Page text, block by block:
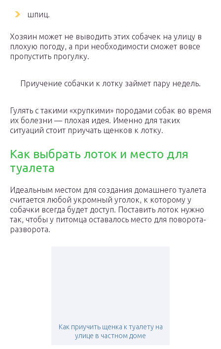
шпиц.
Хозяин может не выводить этих собачек на улицу в
плохую погоду, а при необходимости сможет вовсе
пропустить прогулку.
Приучение собачки к лотку займет пару недель.
Гулять с такими «хрупкими» породами собак во время
их болезни — плохая идея. Именно для таких
ситуаций стоит приучать щенков к лотку.
Как выбрать лоток и место для
туалета
Идеальным местом для создания домашнего туалета
считается любой укромный уголок, к которому у
собачки всегда будет доступ. Поставить лоток нужно
так, чтобы у питомца оставалось место для поворота-
разворота.
Как приучить щенка к туалету на
улице в частном доме